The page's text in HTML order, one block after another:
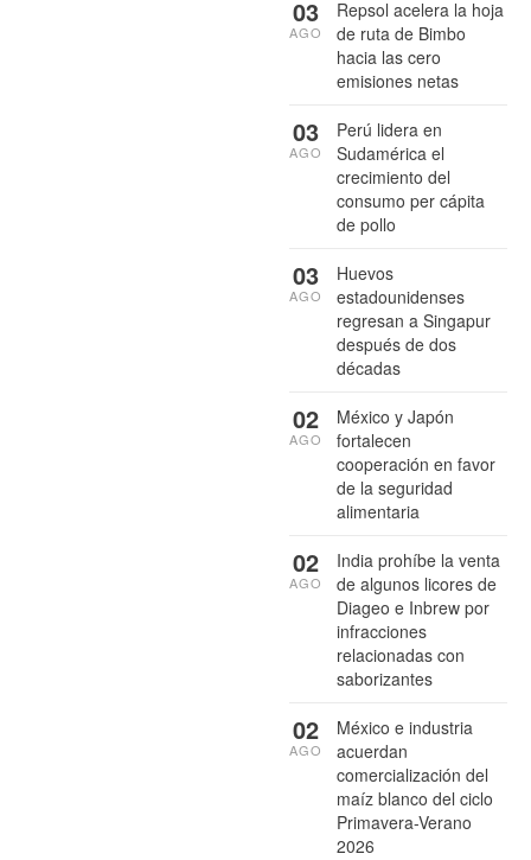
Repsol acelera la hoja
de ruta de Bimbo
hacia las cero
emisiones netas
03
AGO
Perú lidera en
Sudamérica el
crecimiento del
consumo per cápita
de pollo
03
AGO
Huevos
estadounidenses
regresan a Singapur
después de dos
décadas
03
AGO
México y Japón
fortalecen
cooperación en favor
de la seguridad
alimentaria
02
AGO
India prohíbe la venta
de algunos licores de
Diageo e Inbrew por
infracciones
relacionadas con
saborizantes
02
AGO
México e industria
acuerdan
comercialización del
maíz blanco del ciclo
Primavera-Verano
2026
02
AGO